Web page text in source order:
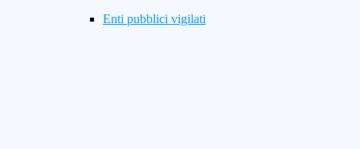
Enti pubblici vigilati